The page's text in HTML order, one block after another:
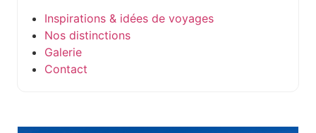
Inspirations & idées de voyages
Nos distinctions
Galerie
Contact